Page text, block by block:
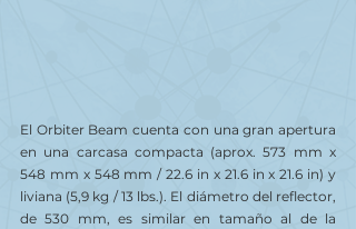
El Orbiter Beam cuenta con una gran apertura
en una carcasa compacta (aprox. 573 mm x
548 mm x 548 mm / 22.6 in x 21.6 in x 21.6 in) y
liviana (5,9 kg / 13 lbs.). El diámetro del reflector,
de 530 mm, es similar en tamaño al de la